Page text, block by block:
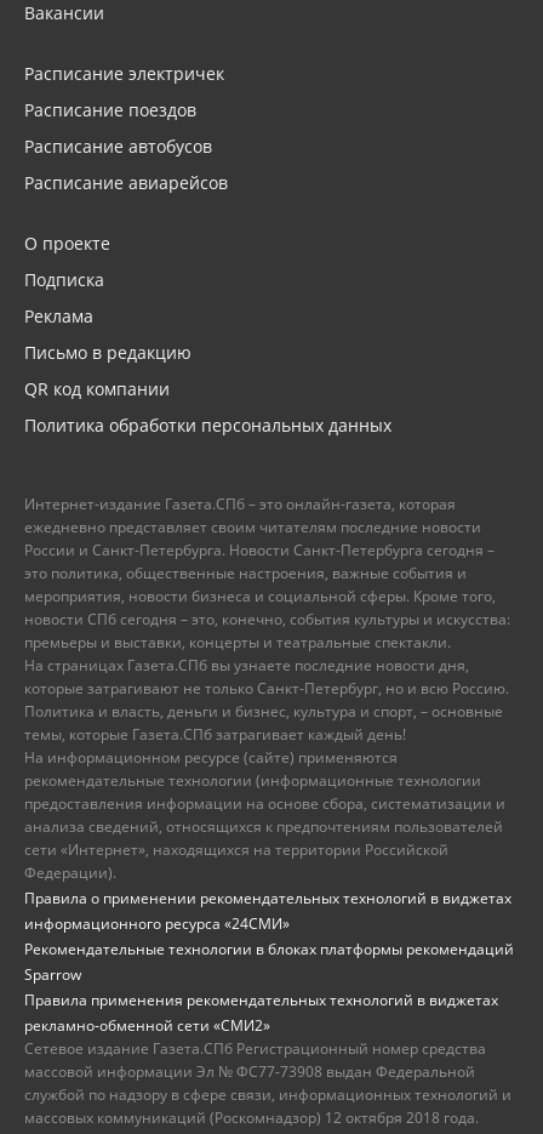
Вакансии
Расписание электричек
Расписание поездов
Расписание автобусов
Расписание авиарейсов
О проекте
Подписка
Реклама
Письмо в редакцию
QR код компании
Политика обработки персональных данных
Интернет-издание Газета.СПб – это онлайн-газета, которая
ежедневно представляет своим читателям последние новости
России и Санкт-Петербурга. Новости Санкт-Петербурга сегодня –
это политика, общественные настроения, важные события и
мероприятия, новости бизнеса и социальной сферы. Кроме того,
новости СПб сегодня – это, конечно, события культуры и искусства:
премьеры и выставки, концерты и театральные спектакли.
На страницах Газета.СПб вы узнаете последние новости дня,
которые затрагивают не только Санкт-Петербург, но и всю Россию.
Политика и власть, деньги и бизнес, культура и спорт, – основные
темы, которые Газета.СПб затрагивает каждый день!
На информационном ресурсе (сайте) применяются
рекомендательные технологии (информационные технологии
предоставления информации на основе сбора, систематизации и
анализа сведений, относящихся к предпочтениям пользователей
сети «Интернет», находящихся на территории Российской
Федерации).
Правила о применении рекомендательных технологий в виджетах
информационного ресурса «24СМИ»
Рекомендательные технологии в блоках платформы рекомендаций
Sparrow
Правила применения рекомендательных технологий в виджетах
рекламно-обменной сети «СМИ2»
Сетевое издание Газета.СПб Регистрационный номер средства
массовой информации Эл № ФС77-73908 выдан Федеральной
службой по надзору в сфере связи, информационных технологий и
массовых коммуникаций (Роскомнадзор) 12 октября 2018 года.